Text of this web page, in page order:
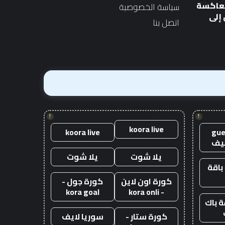
الوزراء
الجديد
الجديد
سياسة الخصوصية
اتصل بنا
!
باك
!
koora live
koora live
يلا شوت
يلا شوت
كورة اون لاين
- kora onli
كورة جول -
kora goal
كورة ستار -
سوريا لايف